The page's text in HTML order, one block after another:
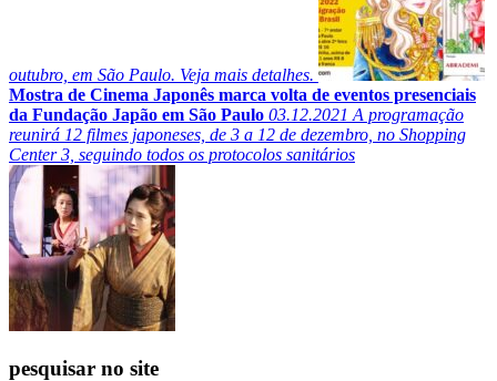
outubro, em São Paulo. Veja mais detalhes.
Mostra de Cinema Japonês marca volta de eventos presenciais
da Fundação Japão em São Paulo 03.12.2021 A programação
reunirá 12 filmes japoneses, de 3 a 12 de dezembro, no Shopping
Center 3, seguindo todos os protocolos sanitários
pesquisar no site